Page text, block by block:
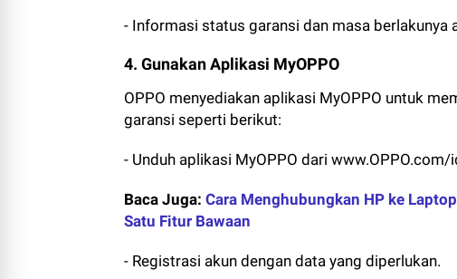
- Informasi status garansi dan masa berlakunya
4. Gunakan Aplikasi MyOPPO
OPPO menyediakan aplikasi MyOPPO untuk
garansi seperti berikut:
- Unduh aplikasi MyOPPO dari
Baca Juga: Cara Menghubungkan HP ke
Satu Fitur Bawaan
- Registrasi akun dengan data yang diperlukan.